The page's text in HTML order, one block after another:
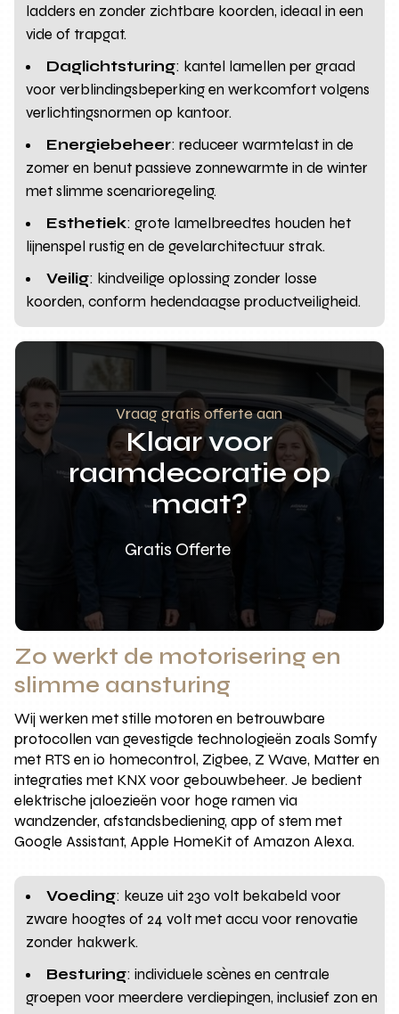
ladders en zonder zichtbare koorden, ideaal in een
vide of trapgat.
Daglichtsturing: kantel lamellen per graad
voor verblindingsbeperking en werkcomfort volgens
verlichtingsnormen op kantoor.
Energiebeheer: reduceer warmtelast in de
zomer en benut passieve zonnewarmte in de winter
met slimme scenarioregeling.
Esthetiek: grote lamelbreedtes houden het
lijnenspel rustig en de gevelarchitectuur strak.
Veilig: kindveilige oplossing zonder losse
koorden, conform hedendaagse productveiligheid.
Vraag gratis offerte aan
Klaar voor
raamdecoratie op
maat?
Gratis Offerte
Zo werkt de motorisering en
slimme aansturing
Wij werken met stille motoren en betrouwbare
protocollen van gevestigde technologieën zoals Somfy
met RTS en io homecontrol, Zigbee, Z Wave, Matter en
integraties met KNX voor gebouwbeheer. Je bedient
elektrische jaloezieën voor hoge ramen via
wandzender, afstandsbediening, app of stem met
Google Assistant, Apple HomeKit of Amazon Alexa.
Voeding: keuze uit 230 volt bekabeld voor
zware hoogtes of 24 volt met accu voor renovatie
zonder hakwerk.
Besturing: individuele scènes en centrale
groepen voor meerdere verdiepingen, inclusief zon en